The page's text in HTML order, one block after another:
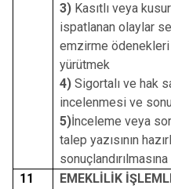
3) Kasıtlı veya
ispatlanan olaylar
emzirme ödenekleri
yürütmek
4)Sigortalı ve hak
incelenmesi ve
5)İnceleme veya
talep yazısının
11
EMEKLİLİK